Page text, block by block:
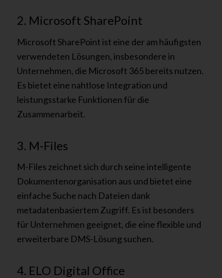
2. Microsoft SharePoint
Microsoft SharePoint ist eine der am häufigsten
verwendeten Lösungen, insbesondere in
Unternehmen, die Microsoft 365 bereits nutzen.
Es bietet eine nahtlose Integration und
leistungsstarke Funktionen für die
Zusammenarbeit.
3. M-Files
M-Files zeichnet sich durch seine intelligente
Dokumentenorganisation aus und bietet eine
einfache Suche nach Dateien dank
metadatenbasiertem Zugriff. Es ist besonders
für Unternehmen geeignet, die eine flexible und
erweiterbare DMS-Lösung suchen.
4. ELO Digital Office